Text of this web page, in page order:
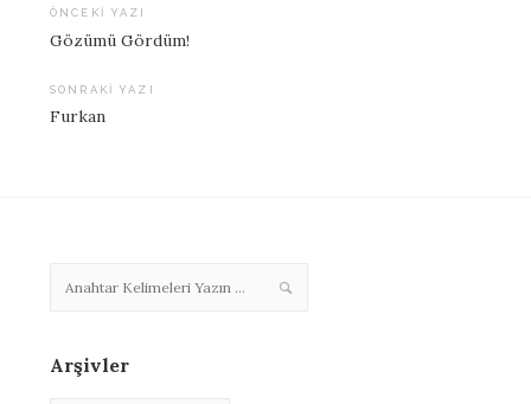
dolaşımı
ÖNCEKI YAZI
Gözümü Gördüm!
SONRAKI YAZI
Furkan
Arşivler